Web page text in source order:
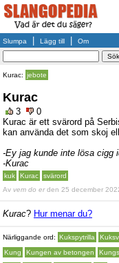
Slumpa Lägg till Om
Kurac: jebote
Kurac
3
0
Kurac är ett svärord på
kan använda det som skoj
-Ey jag kunde inte lösa cigg
-Kurac
kuk Kurac
svärord
Av vem do er den 25 december
Kurac? Hur menar du?
Närliggande ord: Kukspytrilla
Kung
Kungen av betongen